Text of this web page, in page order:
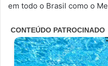
em todo o Brasil como o